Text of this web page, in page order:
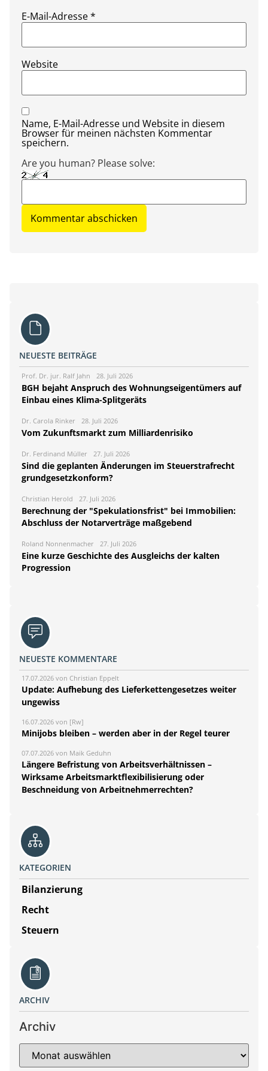
E-Mail-Adresse*
Website
Name, E-Mail-Adresse und Website in diesem
Browser für meinen nächsten Kommentar
speichern.
Are you human? Please solve:
NEUESTE BEITRÄGE
Prof. Dr. jur. Ralf Jahn 28. Juli 2026
BGH bejaht Anspruch des Wohnungseigentümers auf
Einbau eines Klima-Splitgeräts
Dr. Carola Rinker 28. Juli 2026
Vom Zukunftsmarkt zum Milliardenrisiko
Dr. Ferdinand Müller 27. Juli 2026
Sind die geplanten Änderungen im Steuerstrafrecht
grundgesetzkonform?
Christian Herold 27. Juli 2026
Berechnung der "Spekulationsfrist" bei Immobilien:
Abschluss der Notarverträge maßgebend
Roland Nonnenmacher 27. Juli 2026
Eine kurze Geschichte des Ausgleichs der kalten
Progression
NEUESTE KOMMENTARE
17.07.2026 von Christian Eppelt
Update: Aufhebung des Lieferkettengesetzes weiter
ungewiss
16.07.2026 von [Rw]
Minijobs bleiben – werden aber in der Regel teurer
07.07.2026 von Maik Geduhn
Längere Befristung von Arbeitsverhältnissen –
Wirksame Arbeitsmarktflexibilisierung oder
Beschneidung von Arbeitnehmerrechten?
KATEGORIEN
Bilanzierung
Recht
Steuern
ARCHIV
Archiv